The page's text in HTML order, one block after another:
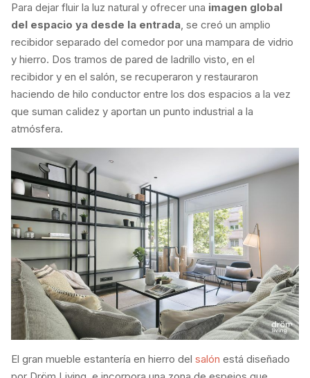
Para dejar fluir la luz natural y ofrecer una imagen global
del espacio ya desde la entrada, se creó un amplio
recibidor separado del comedor por una mampara de vidrio
y hierro. Dos tramos de pared de ladrillo visto, en el
recibidor y en el salón, se recuperaron y restauraron
haciendo de hilo conductor entre los dos espacios a la vez
que suman calidez y aportan un punto industrial a la
atmósfera.
El gran mueble estantería en hierro del salón está diseñado